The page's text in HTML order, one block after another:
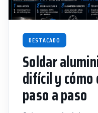
DESTACADO
Soldar
difícil y cómo
paso a paso